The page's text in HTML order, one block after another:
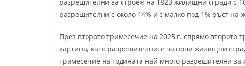
разрешителни за строеж на 1823 жилищни сгради с
разрешителни с около 14% и с малко под 1% ръст на
През второто тримесечие на 2025 г. спрямо второто
картина, като разрешителните за нови жилищни
тримесечие на годината най-много разрешителни